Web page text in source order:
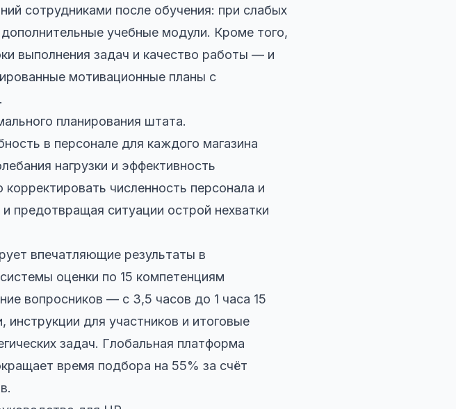
сотрудниками после обучения: при слабых
учебные модули. Кроме того,
выполнения задач и качество работы — и
мотивационные планы с
планирования штата.
в персонале для каждого магазина
нагрузки и эффективность
численность персонала и
предотвращая ситуации острой нехватки
впечатляющие результаты в
оценки по 15 компетенциям
вопросников — с 3,5 часов до 1 часа 15
для участников и итоговые
задач. Глобальная платформа
время подбора на 55% за счёт